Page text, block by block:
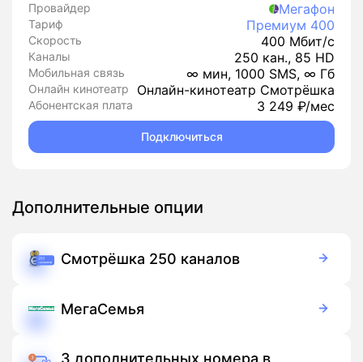
Провайдер Мегафон
Тариф Премиум 400
Скорость 400 Мбит/с
Каналы 250 кан., 85 HD
Мобильная связь ∞ мин, 1000 SMS, ∞ Гб
Онлайн кинотеатр Онлайн-кинотеатр Смотрёшка
Абонентская плата 3 249 ₽/мес
Подключиться
Дополнительные опции
Смотрёшка 250 каналов
Подписка
МегаСемья
3 дополнительных номера в